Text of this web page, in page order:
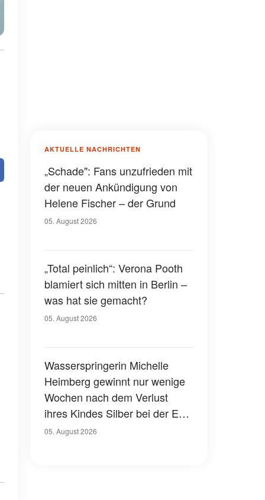
AKTUELLE NACHRICHTEN
„Schade": Fans unzufrieden mit
der neuen Ankündigung von
Helene Fischer – der Grund
05. August 2026
„Total peinlich“: Verona Pooth
blamiert sich mitten in Berlin –
was hat sie gemacht?
05. August 2026
Wasserspringerin Michelle
Heimberg gewinnt nur wenige
Wochen nach dem Verlust
ihres Kindes Silber bei der EM
– eine herzzerreißende
05. August 2026